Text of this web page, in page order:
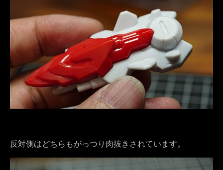
反対側はどちらもがっつり肉抜きされています。